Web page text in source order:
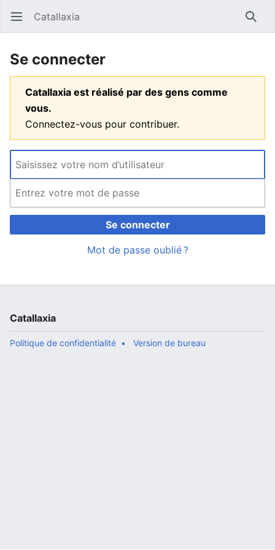
Ouvrir le menu principal Catallaxia
Se connecter
Catallaxia est réalisé par des gens comme
vous.
Connectez-vous pour contribuer.
Se connecter
Mot de passe oublié ?
Catallaxia
Politique de confidentialité Version de bureau